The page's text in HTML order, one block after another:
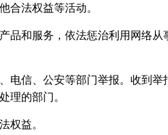
合法权益等活动。
品和服务，依法惩治利用网络从
信、公安等部门举报。收到举
理的部门。
权益。